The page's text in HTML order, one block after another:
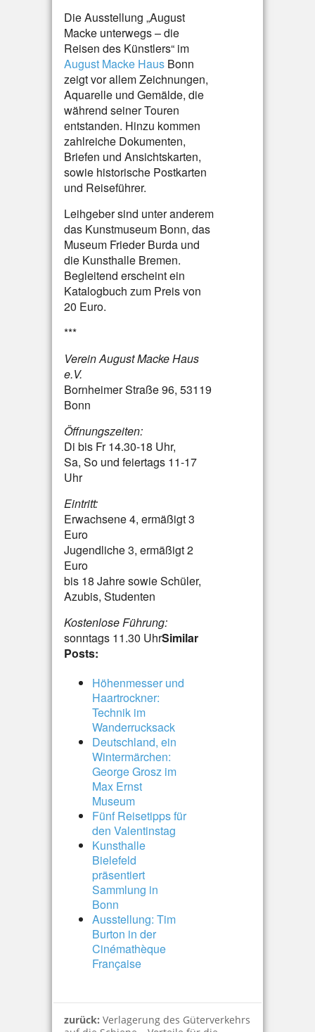
Die Ausstellung „August
Macke unterwegs – die
Reisen des Künstlers“ im
August Macke Haus Bonn
zeigt vor allem Zeichnungen,
Aquarelle und Gemälde, die
während seiner Touren
entstanden. Hinzu kommen
zahlreiche Dokumenten,
Briefen und Ansichtskarten,
sowie historische Postkarten
und Reiseführer.
Leihgeber sind unter anderem
das Kunstmuseum Bonn, das
Museum Frieder Burda und
die Kunsthalle Bremen.
Begleitend erscheint ein
Katalogbuch zum Preis von
20 Euro.
***
Verein August Macke Haus
e.V.
Bornheimer Straße 96, 53119
Bonn
Öffnungszeiten:
Di bis Fr 14.30-18 Uhr,
Sa, So und feiertags 11-17
Uhr
Eintritt:
Erwachsene 4, ermäßigt 3
Euro
Jugendliche 3, ermäßigt 2
Euro
bis 18 Jahre sowie Schüler,
Azubis, Studenten
Kostenlose Führung:
sonntags 11.30 UhrSimilar
Posts:
Höhenmesser und
Haartrockner:
Technik im
Wanderrucksack
Deutschland, ein
Wintermärchen:
George Grosz im
Max Ernst
Museum
Fünf Reisetipps für
den Valentinstag
Kunsthalle
Bielefeld
präsentiert
Sammlung in
Bonn
Ausstellung: Tim
Burton in der
Cinémathèque
Française
zurück: Verlagerung des Güterverkehrs